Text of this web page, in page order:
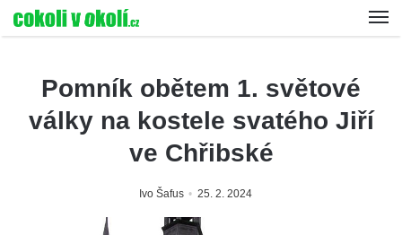
Pomník obětem 1. světové
války na kostele svatého Jiří
ve Chřibské
Ivo Šafus 25. 2. 2024